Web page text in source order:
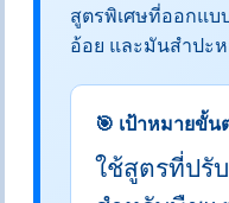
สูตรพิเศษที่ออกแบ
อ้อย และมันสำปะ
🎯 เป้าหมายขั้
ใช้สูตรที่ปรั